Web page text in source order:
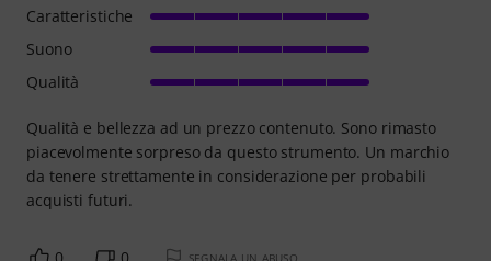
Qualità e bellezza ad un prezzo contenuto. Sono rimasto
piacevolmente sorpreso da questo strumento. Un marchio
da tenere strettamente in considerazione per probabili
acquisti futuri.
Caratteristiche
Suono
Qualità
0 0 SEGNALA UN ABUSO